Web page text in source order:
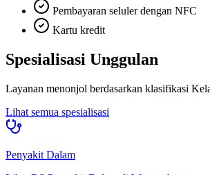
Pembayaran seluler dengan NFC
Kartu kredit
Spesialisasi Unggulan
Layanan menonjol berdasarkan klasifikasi
Lihat semua spesialisasi
Penyakit Dalam